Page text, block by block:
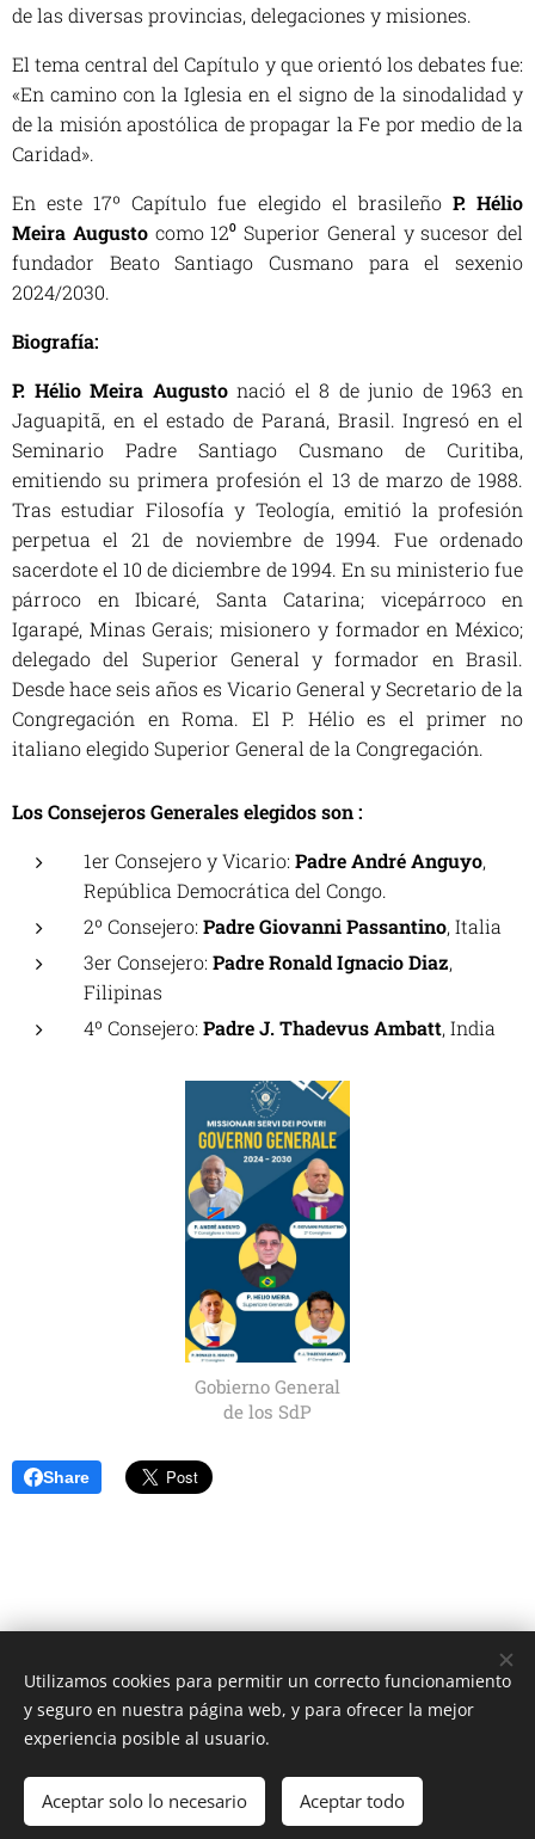
de las diversas provincias, delegaciones y misiones.
El tema central del Capítulo y que orientó los debates fue:
«En camino con la Iglesia en el signo de la sinodalidad y
de la misión apostólica de propagar la Fe por medio de la
Caridad».
En este 17º Capítulo fue elegido el brasileño P. Hélio
Meira Augustocomo 12⁰ Superior General y sucesor del
fundador Beato Santiago Cusmano para el sexenio
2024/2030.
Biografía:
P. Hélio Meira Augustonació el 8 de junio de 1963 en
Jaguapitã, en el estado de Paraná, Brasil. Ingresó en el
Seminario Padre Santiago Cusmano de Curitiba,
emitiendo su primera profesión el 13 de marzo de 1988.
Tras estudiar Filosofía y Teología, emitió la profesión
perpetua el 21 de noviembre de 1994. Fue ordenado
sacerdote el 10 de diciembre de 1994. En su ministerio fue
párroco en Ibicaré, Santa Catarina; vicepárroco en
Igarapé, Minas Gerais; misionero y formador en México;
delegado del Superior General y formador en Brasil.
Desde hace seis años es Vicario General y Secretario de la
Congregación en Roma. El P. Hélio es el primer no
italiano elegido Superior General de la Congregación.
Los Consejeros Generales elegidos son :
1er Consejero y Vicario: Padre André Anguyo,
República Democrática del Congo.
2º Consejero: Padre Giovanni Passantino, Italia
3er Consejero: Padre Ronald Ignacio Diaz,
Filipinas
4º Consejero: Padre J. Thadevus Ambatt, India
Gobierno General
de los SdP
Share
Unione Superiori Generali - Via dei Penitenzieri 19 -00193 ROMA
Cookies
Idiomas
Italiano
English Français Español
Utilizamos cookies para permitir un correcto funcionamiento
y seguro en nuestra página web, y para ofrecer la mejor
experiencia posible al usuario.
Aceptar solo lo necesario Aceptar todo